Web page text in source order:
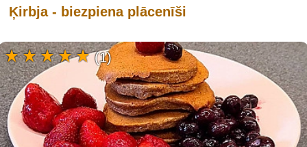
Ķirbja - biezpiena plācenīši
(1)